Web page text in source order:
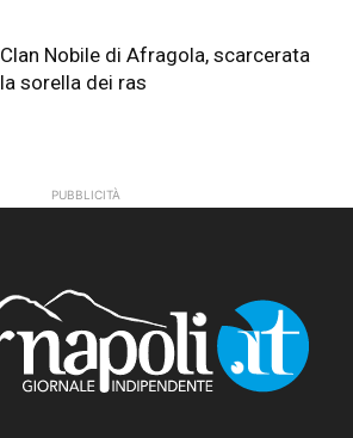
Clan Nobile di Afragola, scarcerata
la sorella dei ras
PUBBLICITÀ